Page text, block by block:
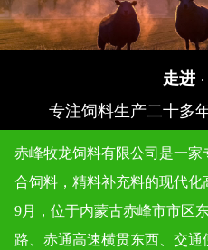
需结合猪的生长阶段、饲料
断，同时规避 “···
如何确保饲料生产过程
确保饲料生产过程符合质量
控 - 成品检验 - 追溯管理”
与技术···
依据《饲料卫生标准》（GB
走进 ·
专注饲料生产二十多
赤峰牧龙饲料有限公司是一
合饲料，精料补充料的现代化
9月，位于内蒙古赤峰市市区
路、赤通高速横贯东西、交